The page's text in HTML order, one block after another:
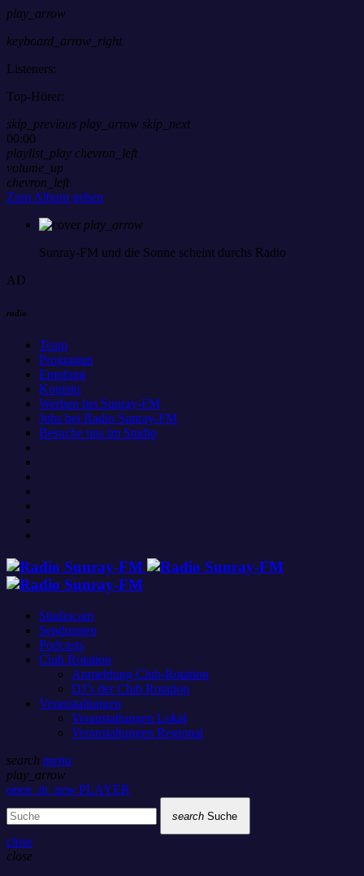
play_arrow
keyboard_arrow_right
Listeners:
Top-Hörer:
skip_previous play_arrow skip_next
00:00
playlist_play chevron_left
volume_up
chevron_left
Zum Album gehen
play_arrow
Sunray-FM und die Sonne scheint durchs Radio
AD
radio
Team
Programm
Empfang
Kontakt
Werben bei Sunray-FM
Jobs bei Radio Sunray-FM
Besuche uns im Studio
Studiocam
Sendungen
Podcasts
Club Rotation
Anmeldung Club-Rotation
DJ’s der Club Rotation
Veranstaltungen
Veranstaltungen Lokal
Veranstaltungen Regional
search menu
play_arrow
open_in_new PLAYER
search Suche
close
close